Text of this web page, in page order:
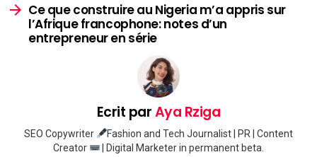
Ce que construire au Nigeria m’a appris sur
l’Afrique francophone: notes d’un
entrepreneur en série
Ecrit parAya Rziga
SEO Copywriter
Fashion and Tech Journalist | PR | Content
Creator
| Digital Marketer in permanent beta.